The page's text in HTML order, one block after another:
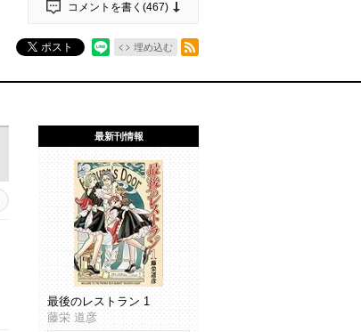
コメントを書く(467)
ポスト 埋め込む
最新刊情報
最後のレストラン 1
藤栄 道彦